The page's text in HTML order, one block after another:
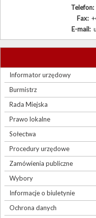
Procedury urzędowe
Wybory
Sygnaliści
Telefon:
Fax:
E-mail:
Informator urzędowy
Burmistrz
Rada Miejska
Prawo lokalne
Sołectwa
Procedury urzędowe
Zamówienia publiczne
Wybory
Informacje o biuletynie
Ochrona danych